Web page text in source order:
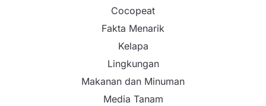
Cocopeat
Fakta Menarik
Kelapa
Lingkungan
Makanan dan Minuman
Media Tanam